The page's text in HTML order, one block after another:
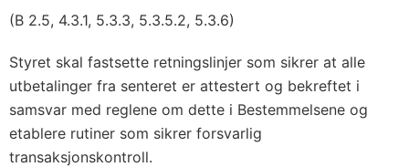
(B 2.5, 4.3.1, 5.3.3, 5.3.5.2, 5.3.6)
Styret skal fastsette retningslinjer som sikrer at alle
utbetalinger fra senteret er attestert og bekreftet i
samsvar med reglene om dette i Bestemmelsene og
etablere rutiner som sikrer forsvarlig
transaksjonskontroll.